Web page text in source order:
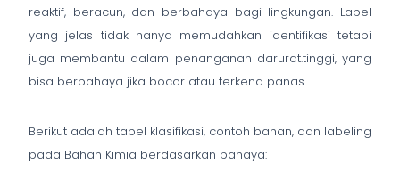
reaktif, beracun, dan berbahaya bagi lingkungan. Label
yang jelas tidak hanya memudahkan identifikasi tetapi
juga membantu dalam penanganan darurat.tinggi, yang
bisa berbahaya jika bocor atau terkena panas.
Berikut adalah tabel klasifikasi, contoh bahan, dan labeling
pada Bahan Kimia berdasarkan bahaya: